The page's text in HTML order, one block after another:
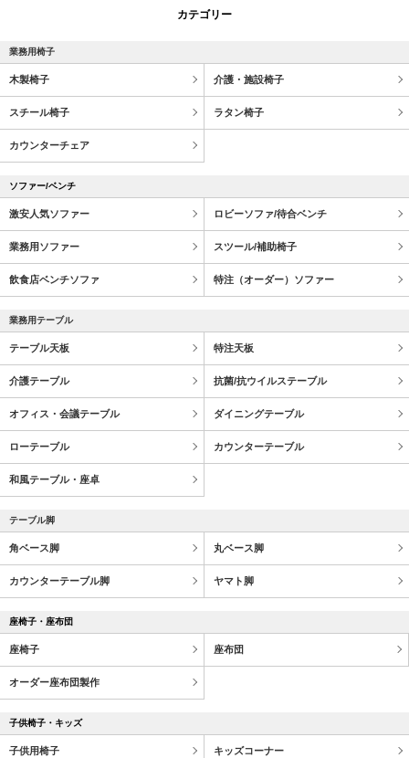
カテゴリー
業務用椅子
木製椅子 介護・施設椅子
スチール椅子 ラタン椅子
カウンターチェア
ソファー/ベンチ
激安人気ソファー ロビーソファ/待合ベンチ
業務用ソファー スツール/補助椅子
飲食店ベンチソファ 特注（オーダー）ソファー
業務用テーブル
テーブル天板 特注天板
介護テーブル 抗菌/抗ウイルステーブル
オフィス・会議テーブル ダイニングテーブル
ローテーブル カウンターテーブル
和風テーブル・座卓
テーブル脚
角ベース脚 丸ベース脚
カウンターテーブル脚 ヤマト脚
座椅子・座布団
座椅子 座布団
オーダー座布団製作
子供椅子・キッズ
子供用椅子 キッズコーナー